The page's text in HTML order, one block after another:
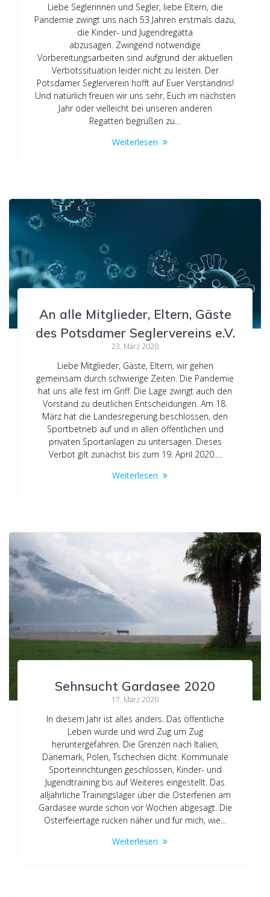
Liebe Seglerinnen und Segler, liebe Eltern, die
Pandemie zwingt uns nach 53 Jahren erstmals dazu,
die Kinder- und Jugendregatta
abzusagen. Zwingend notwendige
Vorbereitungsarbeiten sind aufgrund der aktuellen
Verbotssituation leider nicht zu leisten. Der
Potsdamer Seglerverein hofft auf Euer Verständnis!
Und natürlich freuen wir uns sehr, Euch im nächsten
Jahr oder vielleicht bei unseren anderen
Regatten begrüßen zu…
Weiterlesen
An alle Mitglieder, Eltern, Gäste
des Potsdamer Seglervereins e.V.
23. März 2020
Liebe Mitglieder, Gäste, Eltern, wir gehen
gemeinsam durch schwierige Zeiten. Die Pandemie
hat uns alle fest im Griff. Die Lage zwingt auch den
Vorstand zu deutlichen Entscheidungen. Am 18.
März hat die Landesregierung beschlossen, den
Sportbetrieb auf und in allen öffentlichen und
privaten Sportanlagen zu untersagen. Dieses
Verbot gilt zunächst bis zum 19. April 2020.…
Weiterlesen
Sehnsucht Gardasee 2020
17. März 2020
In diesem Jahr ist alles anders. Das öffentliche
Leben wurde und wird Zug um Zug
heruntergefahren. Die Grenzen nach Italien,
Dänemark, Polen, Tschechien dicht. Kommunale
Sporteinrichtungen geschlossen, Kinder- und
Jugendtraining bis auf Weiteres eingestellt. Das
alljährliche Trainingslager über die Osterferien am
Gardasee wurde schon vor Wochen abgesagt. Die
Osterfeiertage rücken näher und für mich, wie…
Weiterlesen